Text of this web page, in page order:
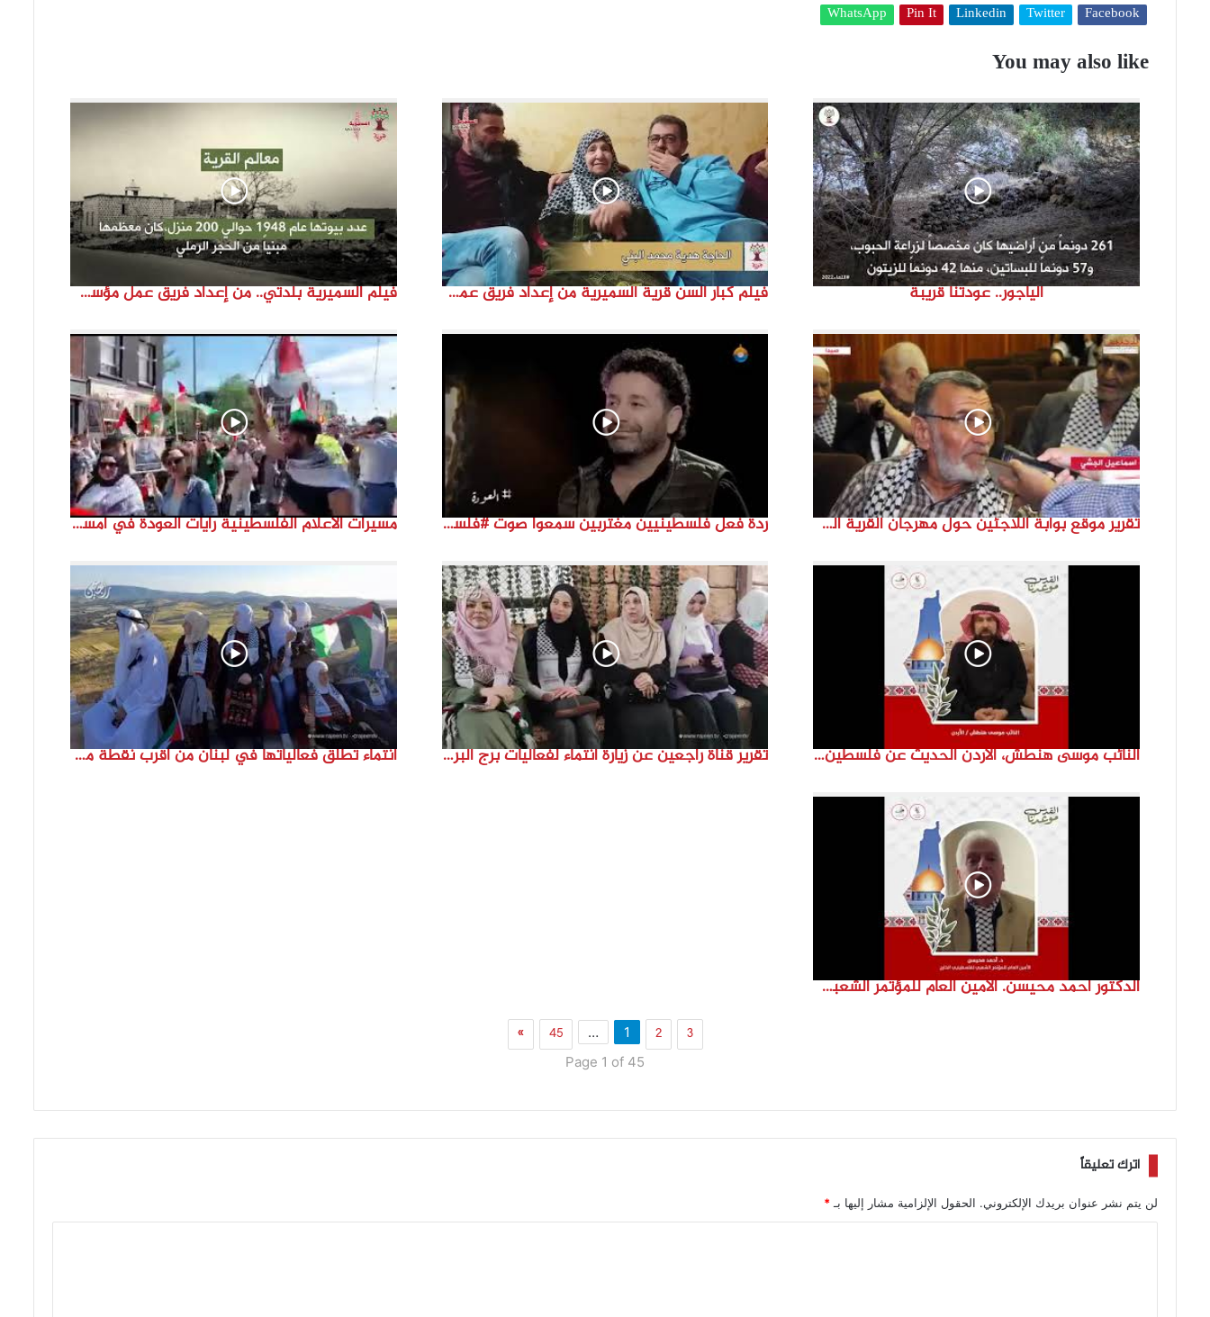
d
e
o
Facebook
Twitter
Linkedin
Pin It
WhatsApp
You may also like
الياجور.. عودتنا قريبة فيلم كبار السن قرية السميرية من إعداد فريق عمل مؤسسة هوية فيلم السميرية بلدتي.. من إعداد فريق عمل مؤسسة هوية
تقرير موقع بوابة اللاجئين حول مهرجان القرية الفلسطينية ( السميرية بلدتي) ردة فعل فلسطينيين مغتربين سمعوا صوت #فلسطين لأول مرة #نتماء2022 #القدس_موعدنا #النكبة74 مسيرات الاعلام الفلسطينية رايات العودة في امستردام #النكبة74 #انتماء2022 #القدس_موعدنا
النائب موسى هنطش، الأردن الحديث عن فلسطين والاقصى هو عنصر تحدي من تحديات الأُمة في تاريخها الطويل. #انتماء2022 تقرير قناة راجعين عن زيارة انتماء لفعاليات برج البراجنة اعداد جنى شحرور انتماء تطلق فعالياتها في لبنان من أقرب نقطة مع فلسطين المحتلة في ذكرى النكبة_74تقرير: جنى شحرور
الدكتور احمد محيسن. الامين العام للمؤتمر الشعبي لفلسطينيي الخارج
1 2 3
…
45
»
Page 1 of 45
اترك تعليقاً
لن يتم نشر عنوان بريدك الإلكتروني. الحقول الإلزامية مشار إليها بـ *